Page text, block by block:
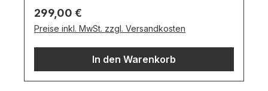
aus:Tischplatte besteht aus einer
schwarzen KeramikGestell aus schwarzen
AluminiumWichtige Informationen:Möbel ist
zerlegt (Montage erforderlich).Farben
Regulärer Preis:
299,00 €
Preise inkl. MwSt. zzgl. Versandkosten
In den Warenkorb